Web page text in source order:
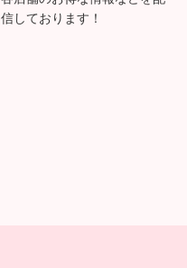
信しております！